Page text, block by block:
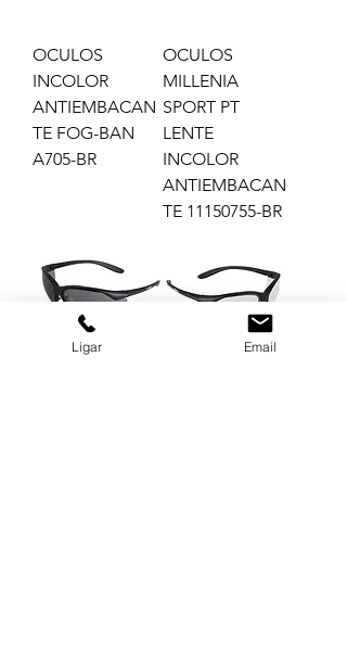
OCULOS
INCOLOR
ANTIEMBACAN
TE FOG-BAN
A705-BR
OCULOS
MILLENIA
SPORT PT
LENTE
INCOLOR
ANTIEMBACAN
TE 11150755-BR
Ligar Email